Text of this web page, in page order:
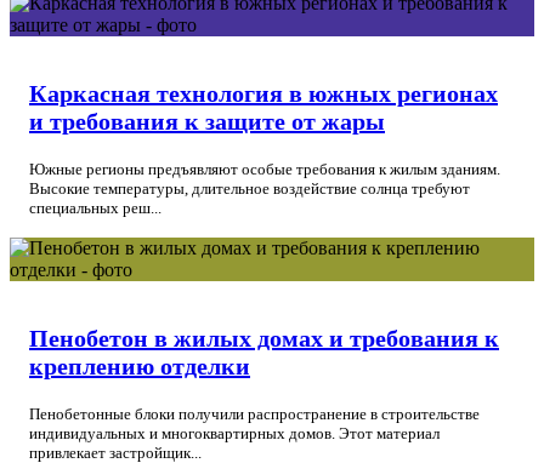
Каркасная технология в южных регионах
и требования к защите от жары
Южные регионы предъявляют особые требования к жилым зданиям.
Высокие температуры, длительное воздействие солнца требуют
специальных реш...
Пенобетон в жилых домах и требования к
креплению отделки
Пенобетонные блоки получили распространение в строительстве
индивидуальных и многоквартирных домов. Этот материал
привлекает застройщик...